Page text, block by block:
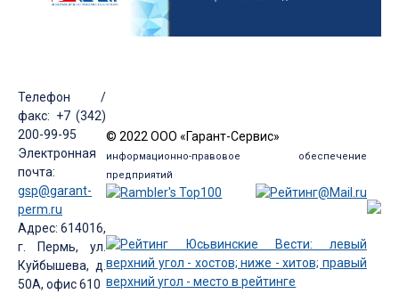
Телефон /
факс: +7 (342)
200-99-95
Электронная
почта:
gsp@garant-
perm.ru
Адрес: 614016,
г. Пермь, ул.
Куйбышева, д.
50А, офис 610
© 2022 ООО «Гарант-Сервис»
информационно-правовое обеспечение
предприятий